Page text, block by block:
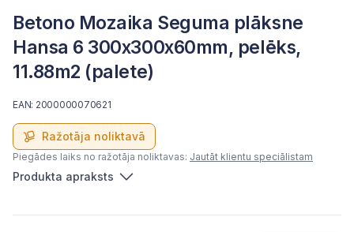
Betono Mozaika Seguma plāksne
Hansa 6 300x300x60mm, pelēks,
11.88m2 (palete)
Ražotāja noliktavā
EAN: 2000000070621
Piegādes laiks no ražotāja noliktavas: Jautāt klientu speciālistam
Produkta apraksts